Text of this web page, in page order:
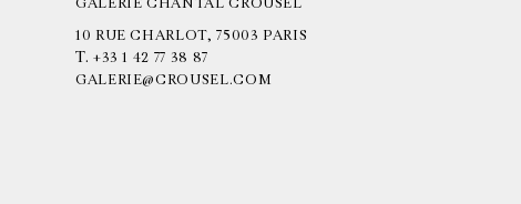
10 RUE CHARLOT, 75003 PARIS
T. +33 1 42 77 38 87
GALERIE@CROUSEL.COM